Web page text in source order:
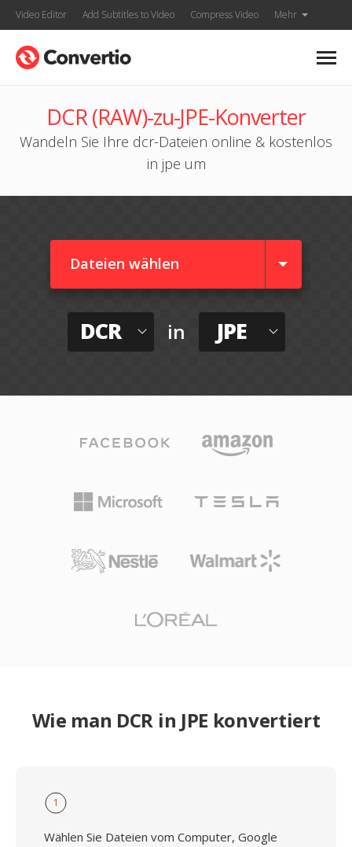
Video Editor Add Subtitles to Video Compress Video Mehr
DCR (RAW)-zu-JPE-Konverter
Wandeln Sie Ihre dcr-Dateien online & kostenlos
in jpe um
Dateien wählen
DCR in JPE
Wie man DCR in JPE konvertiert
1
Wählen Sie Dateien vom Computer, Google